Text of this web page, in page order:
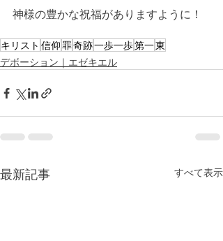
神様の豊かな祝福がありますように！
キリスト 信仰罪奇跡一歩一歩第一東
デボーション｜エゼキエル
最新記事 すべて表示